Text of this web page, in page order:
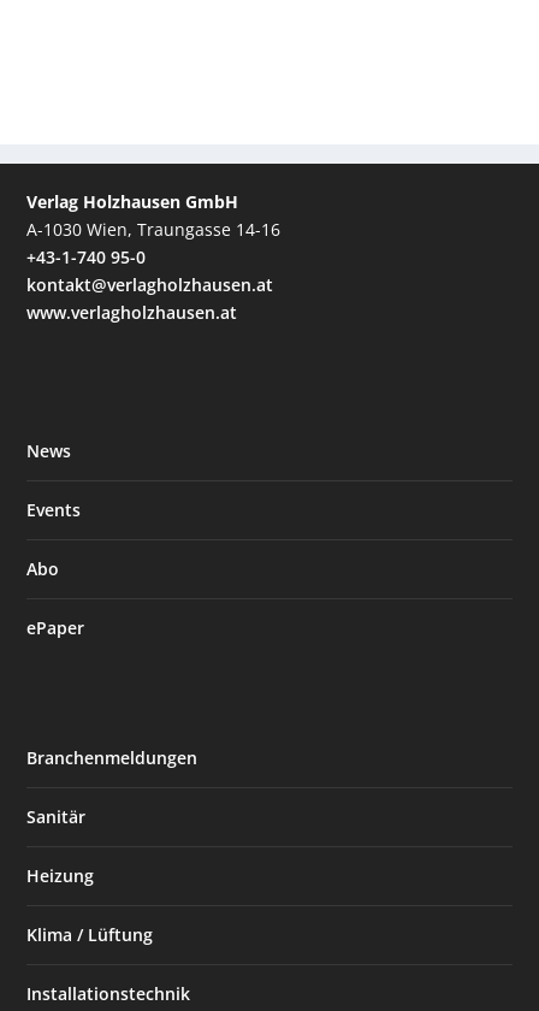
Verlag Holzhausen GmbH
A-1030 Wien, Traungasse 14-16
+43-1-740 95-0
kontakt@verlagholzhausen.at
www.verlagholzhausen.at
News
Events
Abo
ePaper
Branchenmeldungen
Sanitär
Heizung
Klima / Lüftung
Installationstechnik